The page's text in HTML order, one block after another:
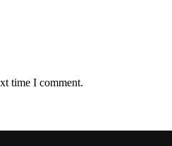
time I comment.